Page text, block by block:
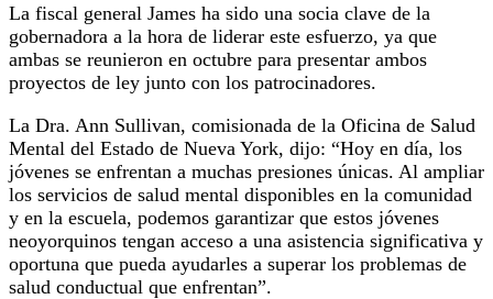
La fiscal general James ha sido una socia clave de la
gobernadora a la hora de liderar este esfuerzo, ya que
ambas se reunieron en octubre para presentar ambos
proyectos de ley junto con los patrocinadores.
La Dra. Ann Sullivan, comisionada de la Oficina de Salud
Mental del Estado de Nueva York, dijo: “Hoy en día, los
jóvenes se enfrentan a muchas presiones únicas. Al ampliar
los servicios de salud mental disponibles en la comunidad
y en la escuela, podemos garantizar que estos jóvenes
neoyorquinos tengan acceso a una asistencia significativa y
oportuna que pueda ayudarles a superar los problemas de
salud conductual que enfrentan”.